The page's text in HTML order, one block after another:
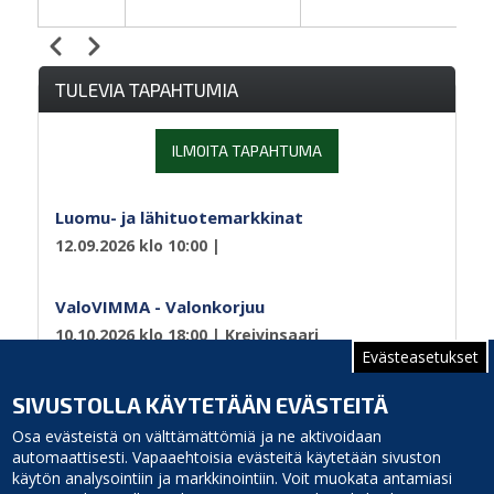
Evästeasetukset
SIVUSTOLLA KÄYTETÄÄN EVÄSTEITÄ
Osa evästeistä on välttämättömiä ja ne aktivoidaan
automaattisesti. Vapaaehtoisia evästeitä käytetään sivuston
käytön analysointiin ja markkinointiin. Voit muokata antamiasi
Sivutus
EdellinenSeuraava
TULEVIA TAPAHTUMIA
ILMOITA TAPAHTUMA
Luomu- ja lähituotemarkkinat
12.09.2026 klo 10:00 |
ValoVIMMA - Valonkorjuu
10.10.2026 klo 18:00| Kreivinsaari
Edellinen
sivu
‹‹